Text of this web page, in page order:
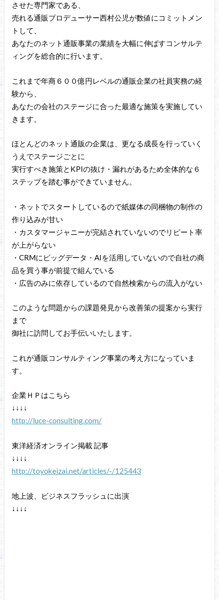
させた専門家である、
売れる通販プロデューサー西村公児が数値にコミットメン
トして、
あなたのネット通販事業の業績を大幅に伸ばすコンサルテ
ィングを総合的に行います。
これまで年商６００億円レベルの通販企業の社員実務の経
験から、
あなたの会社のステージに合った最適な施策を実施してい
きます。
ほとんどのネット通販の企業は、更なる成長を行っていく
うえでステージごとに
実行すべき施策とKPIの抜け・漏れがあるため全体的な６
ステップを踏む事ができていません。
・ネットでスタートしているので紙媒体の同梱物の制作の
作り込みが甘い
・カスタマージャニーが完結されていないのでリピート率
が上がらない
・CRMにビッグデータ・AIを活用していないので自社の商
品を買う事が前提で組んでいる
・広告のみに依存しているので自然検索からの流入がない
このような問題からの課題発見から改善策の提案から実行
まで
御社に訪問してお手伝いいたします。
これが通販コンサルティング事業の考え方になっていま
す。
企業ＨＰはこちら
↓↓↓↓
http://luce-consulting.com/
東洋経済オンライン掲載 記事
↓↓↓↓
http://toyokeizai.net/articles/-/125443
地上波、ビジネスフラッシュに出演
↓↓↓↓